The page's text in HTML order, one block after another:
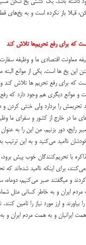
قبلا باز نکرده است و به یخ‌های
که برای رفع تحریم‌ها تلاش کند
معاونت اقتصادی ما و وظیفه
این یخ ها است. یکی از موانع
است که برای رفع تحریم ها تلاش
و موانع دیگری هم وجود دارد که
تحریمش را بردارد ولی خنثی کردن
ما در خارج از کشور و سفرای ما
رایج، دور بزنیم. من این را به
ناامید می‌کنید و به این
با تحریم‌کنندگان خوب پیش برود،
برای اینکه ناامید شده‌اند که
و میگفتند صبر می‌کنیم،
ایران و به خاطر کسانی مثل
بیاورند و ارز مورد نیاز را تامین
ایرانیان و به همت مردم ایران و